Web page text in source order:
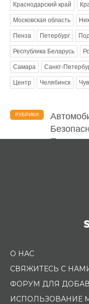
Краснодарский край
Московская область
Пенза Петербург
Республика Беларусь
Самара Санкт-
Центр Челябинск
РУБРИКИ
Помощь
О НАС
СВЯЖИТЕСЬ С
ФОРУМ ДЛЯ
ИСПОЛЬЗОВАНИЕ